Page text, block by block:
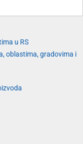
u RS
oblastima, gradovima i